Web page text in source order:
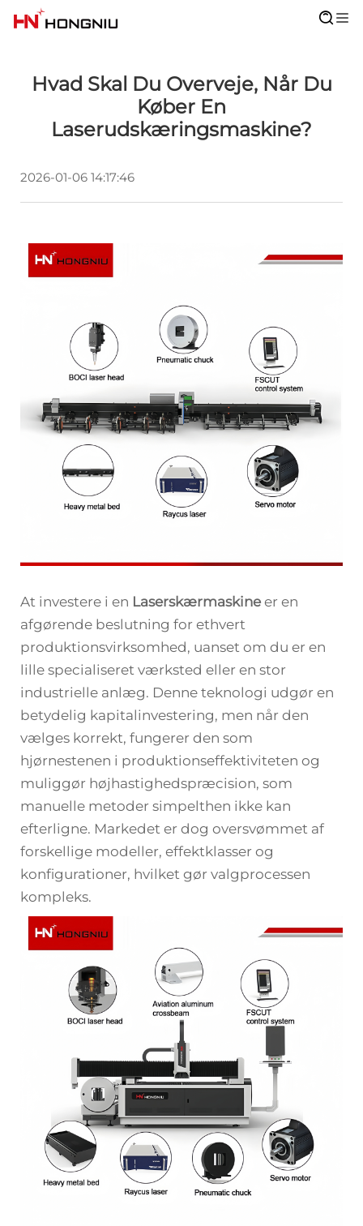
Hvad Skal Du Overveje, Når Du
Køber En
Laserudskæringsmaskine?
2026-01-06 14:17:46
At investere i en Laserskærmaskine er en
afgørende beslutning for ethvert
produktionsvirksomhed, uanset om du er en
lille specialiseret værksted eller en stor
industrielle anlæg. Denne teknologi udgør en
betydelig kapitalinvestering, men når den
vælges korrekt, fungerer den som
hjørnestenen i produktionseffektiviteten og
muliggør højhastighedspræcision, som
manuelle metoder simpelthen ikke kan
efterligne. Markedet er dog oversvømmet af
forskellige modeller, effektklasser og
konfigurationer, hvilket gør valgprocessen
kompleks.